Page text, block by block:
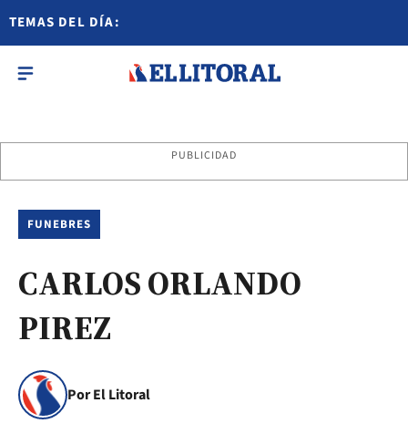
TEMAS DEL DÍA:
PUBLICIDAD
FUNEBRES
CARLOS ORLANDO
PIREZ
Por El Litoral